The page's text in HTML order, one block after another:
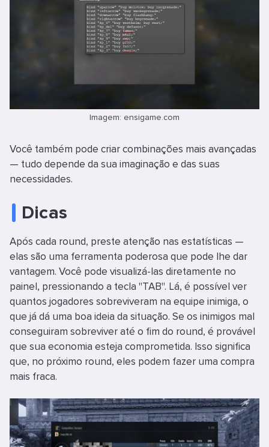
Imagem: ensigame.com
Você também pode criar combinações mais avançadas
— tudo depende da sua imaginação e das suas
necessidades.
Dicas
Após cada round, preste atenção nas estatísticas —
elas são uma ferramenta poderosa que pode lhe dar
vantagem. Você pode visualizá-las diretamente no
painel, pressionando a tecla "TAB". Lá, é possível ver
quantos jogadores sobreviveram na equipe inimiga, o
que já dá uma boa ideia da situação. Se os inimigos mal
conseguiram sobreviver até o fim do round, é provável
que sua economia esteja comprometida. Isso significa
que, no próximo round, eles podem fazer uma compra
mais fraca.